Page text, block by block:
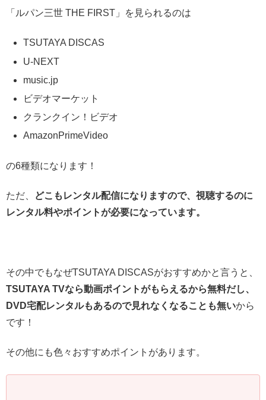
「ルパン三世 THE FIRST」を見られるのは
TSUTAYA DISCAS
U-NEXT
music.jp
ビデオマーケット
クランクイン！ビデオ
AmazonPrimeVideo
の6種類になります！
ただ、
どこもレンタル配信になりますので、視聴するのに
レンタル料やポイントが必要になっています。
その中でもなぜTSUTAYA DISCASがおすすめかと言うと、
TSUTAYA TVなら動画ポイントがもらえるから無料だし、
DVD宅配レンタルもあるので見れなくなることも無いから
です！
その他にも色々おすすめポイントがあります。